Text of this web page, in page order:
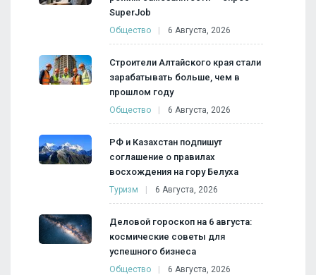
SuperJob
Общество 6 Августа, 2026
Строители Алтайского края стали
зарабатывать больше, чем в
прошлом году
Общество 6 Августа, 2026
РФ и Казахстан подпишут
соглашение о правилах
восхождения на гору Белуха
Туризм 6 Августа, 2026
Деловой гороскоп на 6 августа:
космические советы для
успешного бизнеса
Общество 6 Августа, 2026